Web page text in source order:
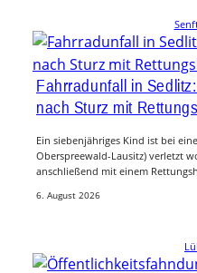
Fahrradunfall in
nach Sturz mit
Ein siebenjähriges Kind ist bei
Oberspreewald-Lausitz) verletzt
anschließend mit einem
6. August 2026